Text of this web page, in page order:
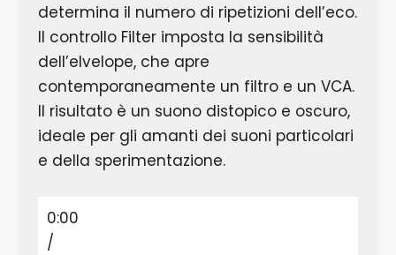
determina il numero di ripetizioni dell’eco.
Il controllo Filter imposta la sensibilità
dell’elvelope, che apre
contemporaneamente un filtro e un VCA.
Il risultato è un suono distopico e oscuro,
ideale per gli amanti dei suoni particolari
e della sperimentazione.
0:00
/